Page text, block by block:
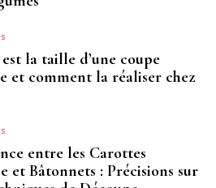
la taille d’une coupe
et comment la réaliser chez
entre les Carottes
et Bâtonnets : Précisions sur